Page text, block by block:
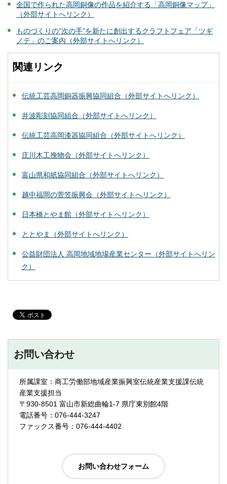
全国で作られた高岡銅像の作品を紹介する「高岡銅像マップ」
（外部サイトへリンク）
ものづくりの”次の手”を新たに創出するクラフトフェア「ツギ
ノテ」のご案内（外部サイトへリンク）
関連リンク
伝統工芸高岡銅器振興協同組合（外部サイトへリンク）
井波彫刻協同組合（外部サイトへリンク）
伝統工芸高岡漆器協同組合（外部サイトへリンク）
庄川木工挽物会（外部サイトへリンク）
富山県和紙協同組合（外部サイトへリンク）
越中福岡の菅笠振興会（外部サイトへリンク）
日本橋とやま館（外部サイトへリンク）
ととやま（外部サイトへリンク）
公益財団法人 高岡地域地場産業センター（外部サイトへリン
ク）
お問い合わせ
所属課室：商工労働部地域産業振興室伝統産業支援課伝統
産業支援担当
〒930-8501 富山市新総曲輪1-7 県庁東別館4階
電話番号：076-444-3247
ファックス番号：076-444-4402